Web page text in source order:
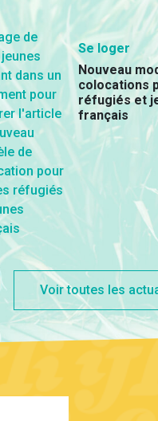
Se loger
Nouveau
colocations
réfugiés et
français
Voir toutes les